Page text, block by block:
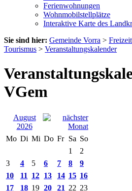
Ferienwohnungen
Wohnmobilstellplätze
Interaktive Karte des
Sie sind hier: Gemeinde Vorra >
Tourismus > Veranstaltungskalender
VGem
August
2026
Mo Di Mi Do Fr Sa So
1
2
3
4 5 6 7 8
9
10
11 12 13 14 15 16
17
18 19 20 21 22 23